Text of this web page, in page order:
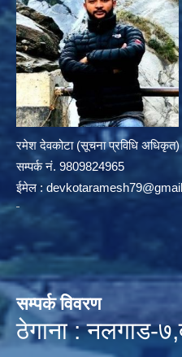
रमेश देवकोटा (सूचना प्रविधि अधिकृत)
सम्पर्क न‌ं. 9809824965
ईमेल :
सम्पर्क विवरण
ठेगाना : नलगाड-